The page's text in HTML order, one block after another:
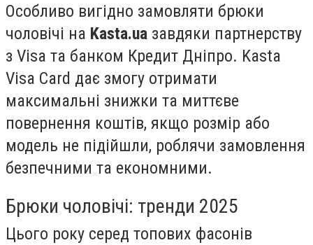
Особливо вигідно замовляти брюки
чоловічі на Kasta.ua завдяки партнерству
з Visa та банком Кредит Дніпро. Kasta
Visa Card дає змогу отримати
максимальні знижки та миттєве
повернення коштів, якщо розмір або
модель не підійшли, роблячи замовлення
безпечними та економними.
Брюки чоловічі: тренди 2025
Цього року серед топових фасонів